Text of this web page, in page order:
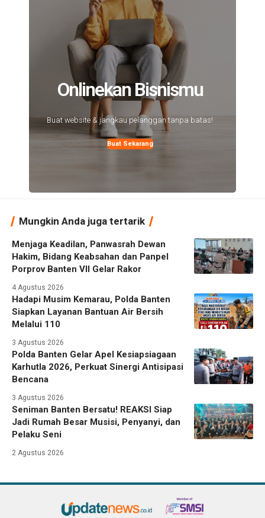
Onlinekan Bisnismu
Buat website & jangkau pelanggan tanpa batas!
Buat Sekarang
Mungkin Anda juga tertarik
Menjaga Keadilan, Panwasrah Dewan
Hakim, Bidang Keabsahan dan Panpel
Porprov Banten VII Gelar Rakor
4 Agustus 2026
Hadapi Musim Kemarau, Polda Banten
Siapkan Layanan Bantuan Air Bersih
Melalui 110
3 Agustus 2026
Polda Banten Gelar Apel Kesiapsiagaan
Karhutla 2026, Perkuat Sinergi Antisipasi
Bencana
3 Agustus 2026
Seniman Banten Bersatu! REAKSI Siap
Jadi Rumah Besar Musisi, Penyanyi, dan
Pelaku Seni
2 Agustus 2026